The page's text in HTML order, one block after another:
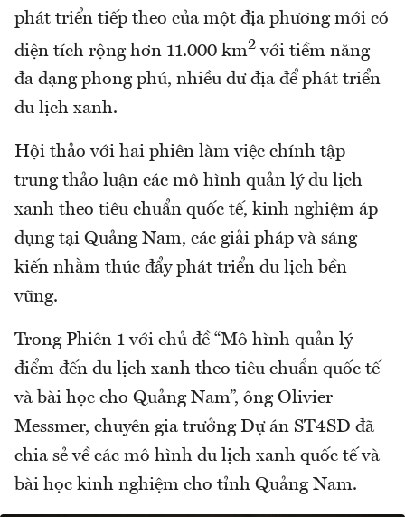
phát triển tiếp theo của một địa phương mới có
diện tích rộng hơn 11.000 km2 với tiềm năng
đa dạng phong phú, nhiều dư địa để phát triển
du lịch xanh.
Hội thảo với hai phiên làm việc chính tập
trung thảo luận các mô hình quản lý du lịch
xanh theo tiêu chuẩn quốc tế, kinh nghiệm áp
dụng tại Quảng Nam, các giải pháp và sáng
kiến nhằm thúc đẩy phát triển du lịch bền
vững.
Trong Phiên 1 với chủ đề “Mô hình quản lý
điểm đến du lịch xanh theo tiêu chuẩn quốc tế
và bài học cho Quảng Nam”, ông Olivier
Messmer, chuyên gia trưởng Dự án ST4SD đã
chia sẻ về các mô hình du lịch xanh quốc tế và
bài học kinh nghiệm cho tỉnh Quảng Nam.